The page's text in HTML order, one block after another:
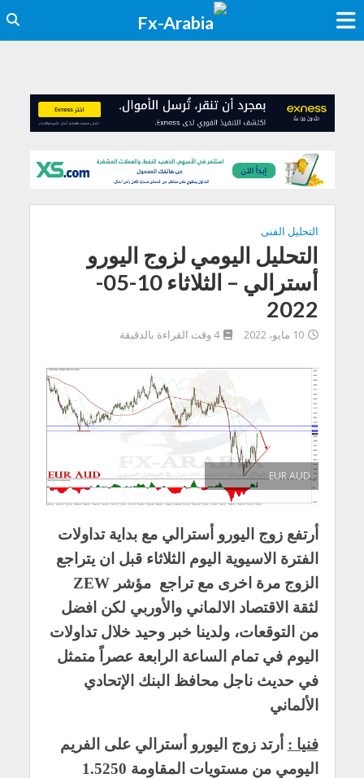
التحليل الفنى
التحليل اليومي لزوج اليورو
أسترالي – الثلاثاء 10-05-
2022
10 مايو، 2022 4 وقت القراءة بالدقيقة
EUR AUD
أرتفع زوج اليورو أسترالي مع بداية تداولات
الفترة الاسيوية اليوم الثلاثاء قبل ان يتراجع
الزوج مرة اخرى مع تراجع مؤشر ZEW
لثقة الاقتصاد الالماني والأوربي لكن افضل
من التوقعات، ولدينا خبر وحيد خلال تداولات
اليوم في تمام الساعة الرابعة عصراً متمثل
في حديث ناجل محافظ البنك الإتحادي
الألماني
فنيا : أرتد زوج اليورو أسترالي على الفريم
اليومي من مستويات المقاومة 1.5250